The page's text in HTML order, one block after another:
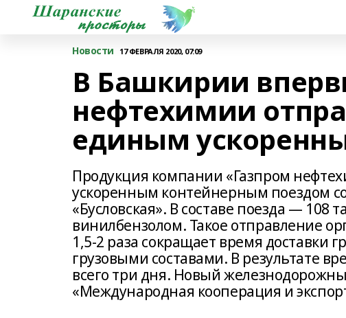
Новости 17 ФЕВРАЛЯ 2020, 07:09
В Башкирии
нефтехимии
единым
Продукция компании «Газпром
ускоренным контейнерным поездом
«Бусловская». В составе поезда —
винилбензолом. Такое отправление
1,5-2 раза сокращает время доставки
грузовыми составами. В результате
всего три дня. Новый
«Международная кооперация и